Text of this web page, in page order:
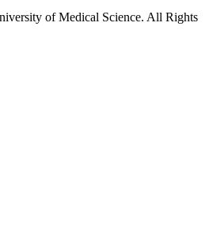
of Medical Science. All Rights